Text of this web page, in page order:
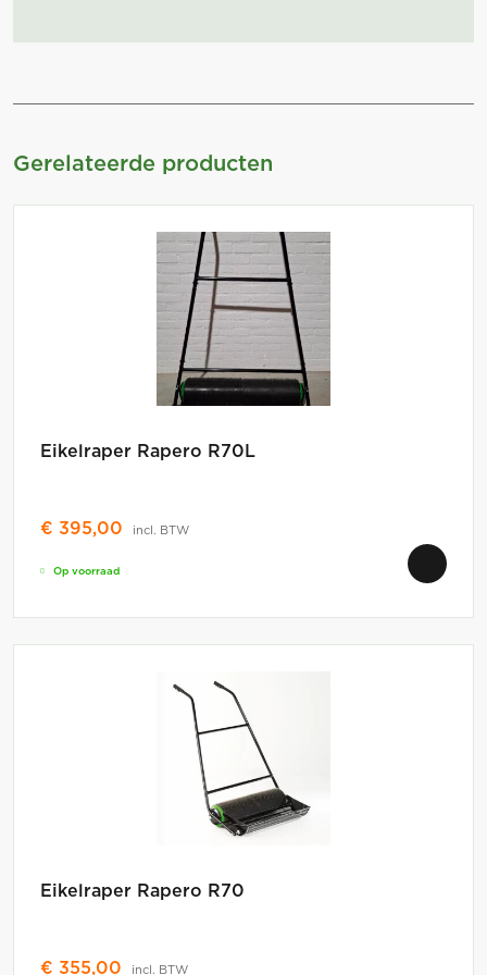
Gerelateerde producten
Eikelraper Rapero R70L
€ 395,00 incl. BTW
Op voorraad
Eikelraper Rapero R70
€ 355,00 incl. BTW